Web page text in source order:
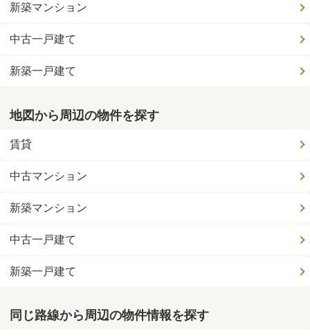
新築マンション
中古一戸建て
新築一戸建て
地図から周辺の物件を探す
賃貸
中古マンション
新築マンション
中古一戸建て
新築一戸建て
同じ路線から周辺の物件情報を探す